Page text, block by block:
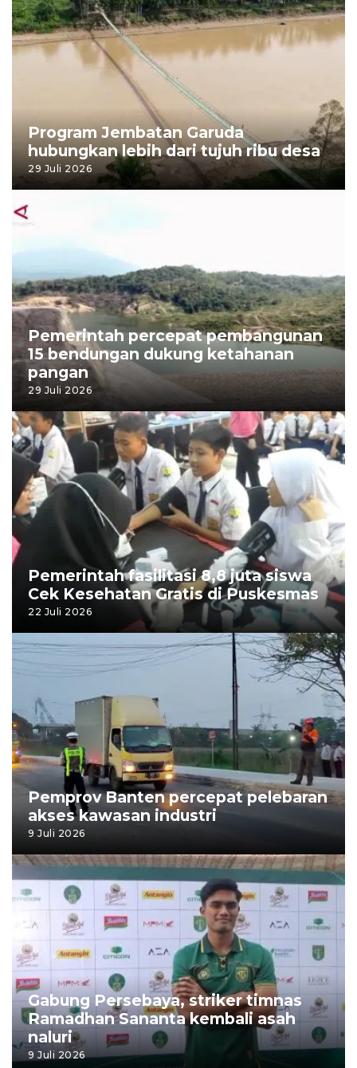
Program Jembatan Garuda
hubungkan lebih dari tujuh ribu desa
29 Juli 2026
Pemerintah percepat pembangunan
15 bendungan dukung ketahanan
pangan
29 Juli 2026
Pemerintah fasilitasi 8,8 juta siswa
Cek Kesehatan Gratis di Puskesmas
22 Juli 2026
Pemprov Banten percepat pelebaran
akses kawasan industri
9 Juli 2026
Gabung Persebaya, striker timnas
Ramadhan Sananta kembali asah
naluri
9 Juli 2026